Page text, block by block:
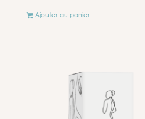
Ajouter au panier